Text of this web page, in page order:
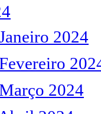
2024
2024